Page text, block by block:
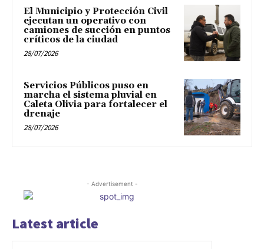
El Municipio y Protección Civil
ejecutan un operativo con
camiones de succión en puntos
críticos de la ciudad
28/07/2026
Servicios Públicos puso en
marcha el sistema pluvial en
Caleta Olivia para fortalecer el
drenaje
28/07/2026
- Advertisement -
Latest article